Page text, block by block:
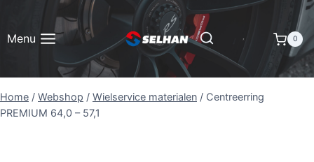
inhoud
Menu 0
Home / Webshop / Wielservice materialen / Centreerring
PREMIUM 64,0 – 57,1